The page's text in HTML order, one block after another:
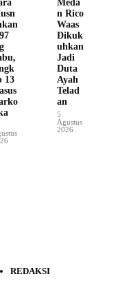
13
Meda
n Rico
Waas
Dikuk
uhkan
Jadi
Duta
Ayah
Telad
an
5
Agustus
2026
REDAKSI